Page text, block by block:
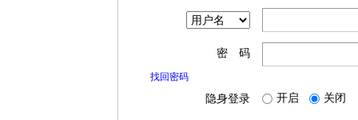
密 码
找回密码
隐身登录 开启 关闭